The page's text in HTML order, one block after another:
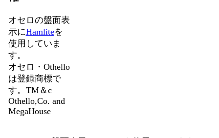
オセロの盤面表
示にHamliteを
使用していま
す。
オセロ・Othello
は登録商標で
す。TM＆c
Othello,Co. and
MegaHouse